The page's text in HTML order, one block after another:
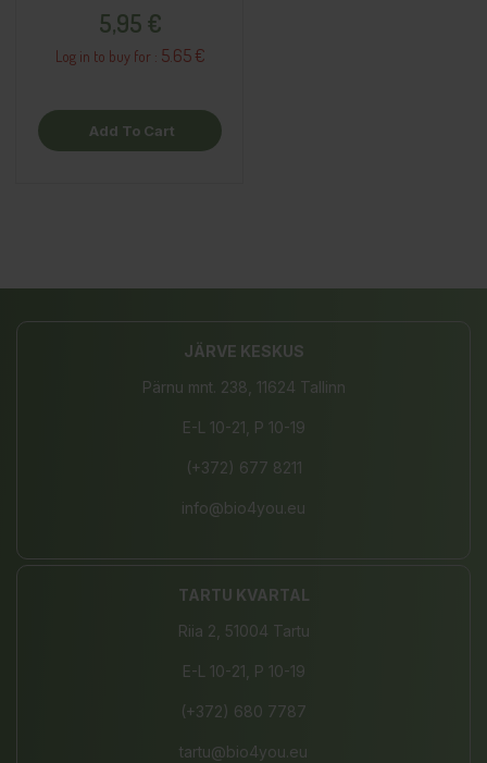
5,95 €
Log in to buy for : 5.65 €
Add To Cart
JÄRVE KESKUS
Pärnu mnt. 238, 11624 Tallinn
E-L 10-21, P 10-19
(+372) 677 8211
info@bio4you.eu
TARTU KVARTAL
Riia 2, 51004 Tartu
E-L 10-21, P 10-19
(+372) 680 7787
tartu@bio4you.eu